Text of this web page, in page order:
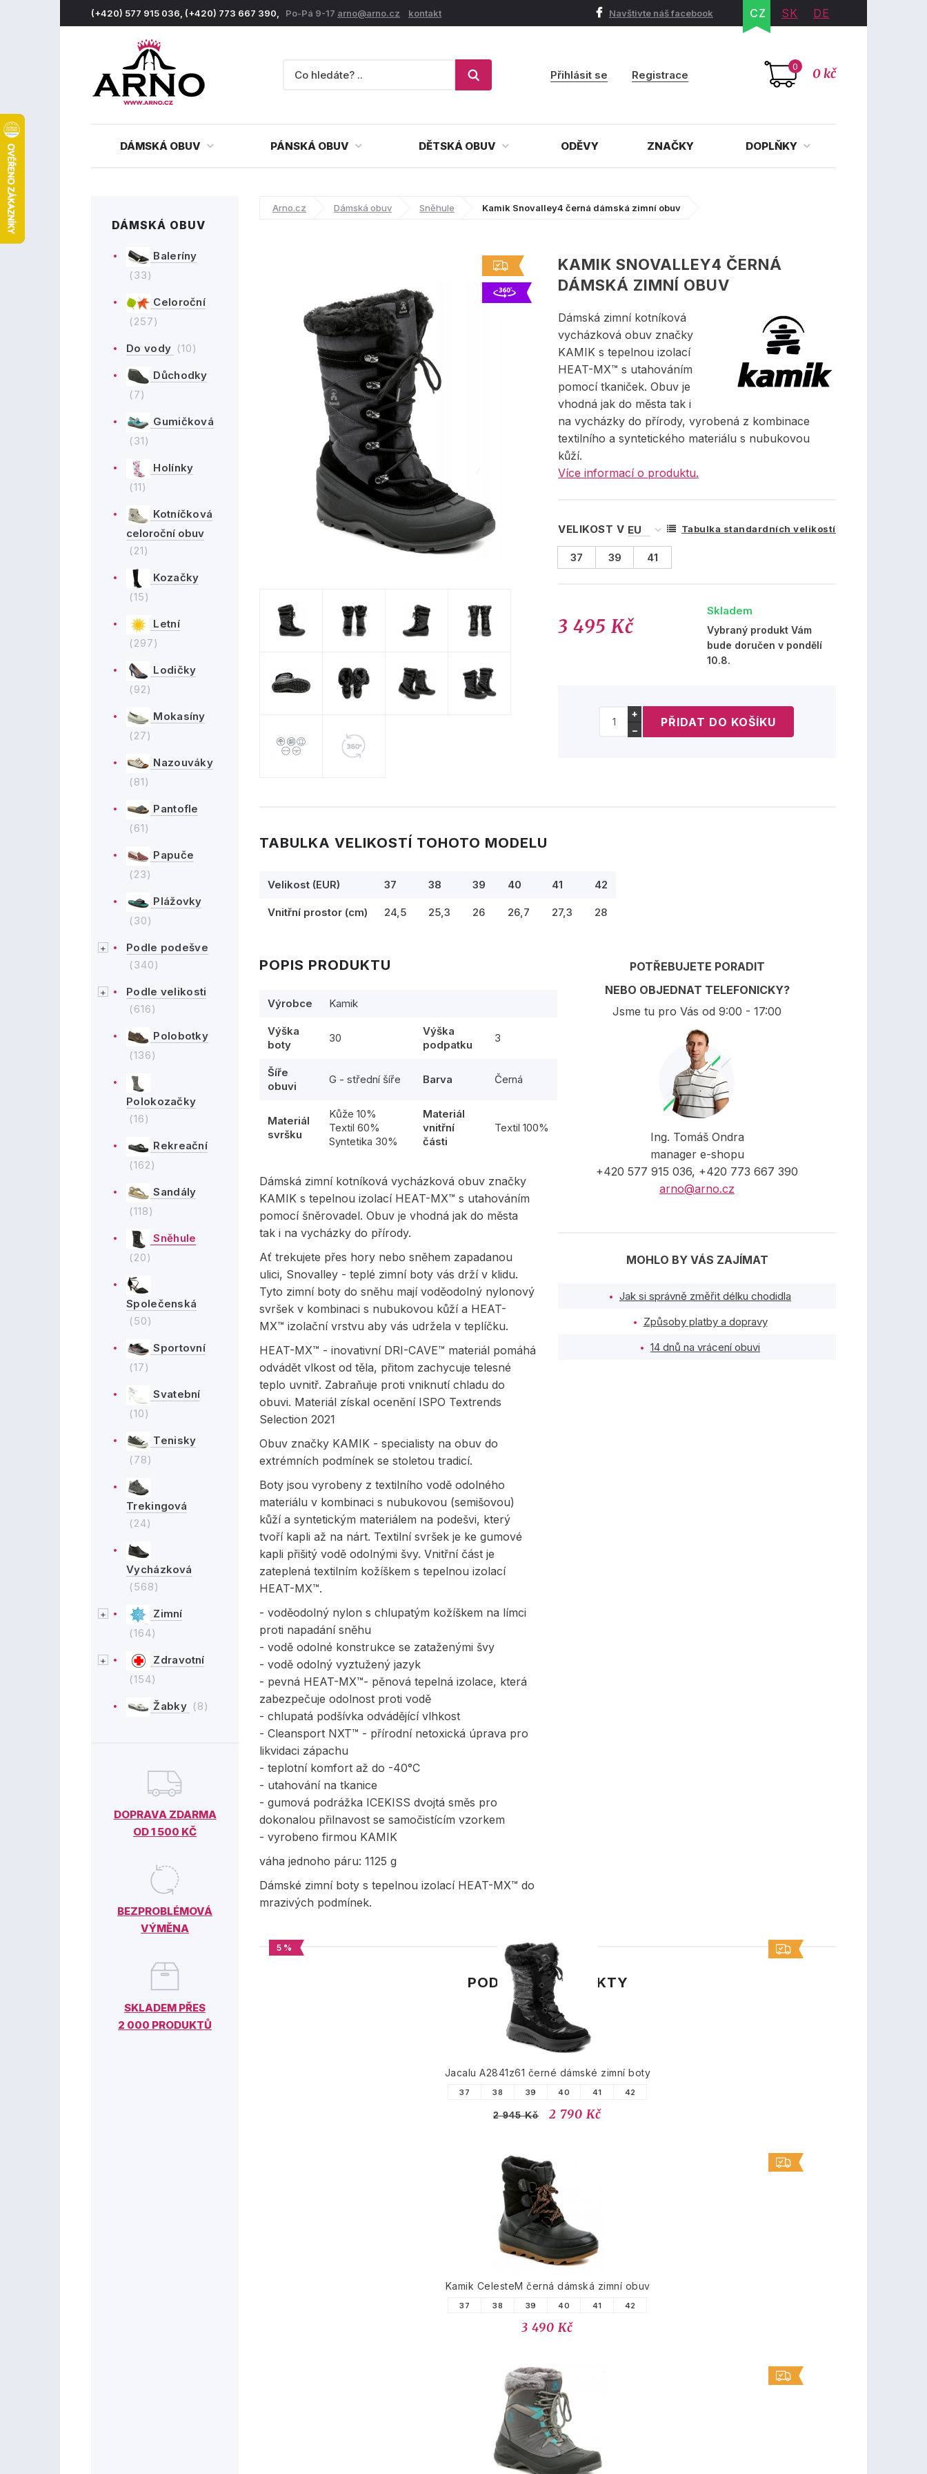
(+420) 577 915 036, (+420) 773 667 390, Po-Pá 9-17 arno@arno.cz kontakt Navštivte náš facebook CZ SK DE
0 0 kč
Přihlásit se Registrace
DÁMSKÁ OBUV PÁNSKÁ OBUV DĚTSKÁ OBUV ODĚVY ZNAČKY DOPLŇKY
DÁMSKÁ OBUV
Baleríny
(33)
Celoroční
(257)
Do vody (10)
Důchodky
(7)
Gumičková
(31)
Holínky
(11)
Kotníčková
celoroční obuv
(21)
Kozačky
(15)
Letní
(297)
Lodičky
(92)
Mokasíny
(27)
Nazouváky
(81)
Pantofle
(61)
Papuče
(23)
Plážovky
(30)
Podle podešve
(340)
Podle velikosti
(616)
Polobotky
(136)
Polokozačky
(16)
Rekreační
(162)
Sandály
(118)
Sněhule
(20)
Společenská
(50)
Sportovní
(17)
Svatební
(10)
Tenisky
(78)
Trekingová
(24)
Vycházková
(568)
Zimní
(164)
Zdravotní
(154)
Žabky (8)
DOPRAVA ZDARMA
OD 1 500 KČ
BEZPROBLÉMOVÁ
VÝMĚNA
SKLADEM PŘES
2 000 PRODUKTŮ
Arno.cz Dámská obuv Sněhule Kamik Snovalley4 černá dámská zimní obuv
KAMIK SNOVALLEY4 ČERNÁ
DÁMSKÁ ZIMNÍ OBUV
Dámská zimní kotníková
vycházková obuv značky
KAMIK s tepelnou izolací
HEAT-MX™ s utahováním
pomocí tkaniček. Obuv je
vhodná jak do města tak i
na vycházky do přírody, vyrobená z kombinace
textilního a syntetického materiálu s nubukovou
kůží.
Více informací o produktu.
VELIKOST V Tabulka standardních velikostí
37 39 41
3 495 Kč
Skladem
Vybraný produkt Vám
bude doručen v pondělí
10.8.
+
−
TABULKA VELIKOSTÍ TOHOTO MODELU
Velikost (EUR) 37 38 39 40 41 42
Vnitřní prostor (cm) 24,5 25,3 26 26,7 27,3 28
POPIS PRODUKTU
Výrobce Kamik
Výška
boty
30
Výška
podpatku
3
Šíře
obuvi
G - střední šíře Barva Černá
Materiál
svršku
Kůže 10%
Textil 60%
Syntetika 30%
Materiál
vnitřní
části
Textil 100%
Dámská zimní kotníková vycházková obuv značky
KAMIK s tepelnou izolací HEAT-MX™ s utahováním
pomocí šněrovadel. Obuv je vhodná jak do města
tak i na vycházky do přírody.
Ať trekujete přes hory nebo sněhem zapadanou
ulici, Snovalley - teplé zimní boty vás drží v klidu.
Tyto zimní boty do sněhu mají voděodolný nylonový
svršek v kombinaci s nubukovou kůží a HEAT-
MX™ izolační vrstvu aby vás udržela v teplíčku.
HEAT-MX™ - inovativní DRI-CAVE™ materiál pomáhá
odvádět vlkost od těla, přitom zachycuje telesné
teplo uvnitř. Zabraňuje proti vniknutí chladu do
obuvi. Materiál získal ocenění ISPO Textrends
Selection 2021
Obuv značky KAMIK - specialisty na obuv do
extrémních podmínek se stoletou tradicí.
Boty jsou vyrobeny z textilního vodě odolného
materiálu v kombinaci s nubukovou (semišovou)
kůží a syntetickým materiálem na podešvi, který
tvoří kapli až na nárt. Textilní svršek je ke gumové
kapli přišitý vodě odolnými švy. Vnitřní část je
zateplená textilním kožíškem s tepelnou izolací
HEAT-MX™.
- voděodolný nylon s chlupatým kožíškem na límci
proti napadání sněhu
- vodě odolné konstrukce se zataženými švy
- vodě odolný vyztužený jazyk
- pevná HEAT-MX™- pěnová tepelná izolace, která
zabezpečuje odolnost proti vodě
- chlupatá podšívka odvádějící vlhkost
- Cleansport NXT™ - přírodní netoxická úprava pro
likvidaci zápachu
- teplotní komfort až do -40°C
- utahování na tkanice
- gumová podrážka ICEKISS dvojtá směs pro
dokonalou přilnavost se samočistícím vzorkem
- vyrobeno firmou KAMIK
váha jednoho páru: 1125 g
Dámské zimní boty s tepelnou izolací HEAT-MX™ do
mrazivých podmínek.
POTŘEBUJETE PORADIT
NEBO OBJEDNAT TELEFONICKY?
Jsme tu pro Vás od 9:00 - 17:00
Ing. Tomáš Ondra
manager e-shopu
+420 577 915 036, +420 773 667 390
arno@arno.cz
MOHLO BY VÁS ZAJÍMAT
Jak si správně změřit délku chodidla
Způsoby platby a dopravy
14 dnů na vrácení obuvi
PODOBNÉ PRODUKTY
5 %
Jacalu A2841z61 černé dámské zimní boty
37 38 39 40 41 42
2 945 Kč 2 790 Kč
Kamik CelesteM černá dámská zimní obuv
37 38 39 40 41 42
3 490 Kč